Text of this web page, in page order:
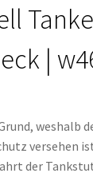
|
weshalb
versehen
der